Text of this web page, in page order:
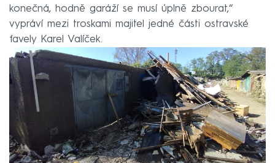
konečná, hodně garáží se musí úplně zbourat,“
vypráví mezi troskami majitel jedné části ostravské
favely Karel Valíček.